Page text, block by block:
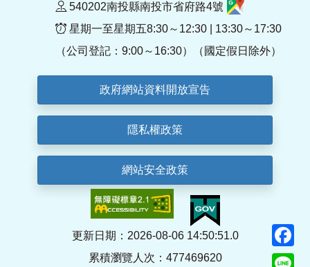
540202南投縣南投市省府路4號
星期一至星期五8:30～12:30 | 13:30～17:30
（公司登記：9:00～16:30）（國定假日除外）
政府網站資料開放宣告
隱私權政策
網站安全政策
更新日期：2026-08-06 14:50:51.0
累積瀏覽人次：477469620